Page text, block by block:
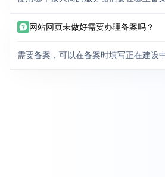
网站网页未做好需要办理备案吗？
需要备案，可以在备案时填写正在建设